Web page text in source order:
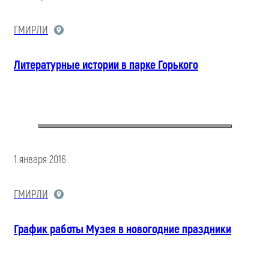
ГМИРЛИ
Литературные истории в парке Горького
1 января 2016
ГМИРЛИ
График работы Музея в новогодние праздники